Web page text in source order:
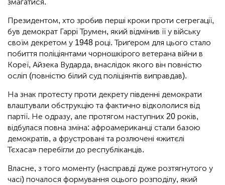
Президентом, хто зробив перші кроки проти сегрегації,
був демократ Гаррі Трумен, який відмінив її у війську
своїм декретом у 1948 році. Триґером для цього стало
побиття поліціянтами чорношкірого ветерана війни в
Кореї, Айзека Вударда, внаслідок якого він повністю
осліп (повністю білий суд поліціянтів виправдав).
На знак протесту проти декрету південні демократи
влаштували обструкцію та фактично відкололися від
партії. Не одразу, але протягом наступних 20 років,
відбулася повна зміна: афроамериканці стали базою
демократів, а фрустровані та розлючені «житєлі
Тєхаса» перебігли до республіканців.
Власне, з того моменту (насправді дуже розтягнутого у
часі) почалося формування оцього розподілу, який